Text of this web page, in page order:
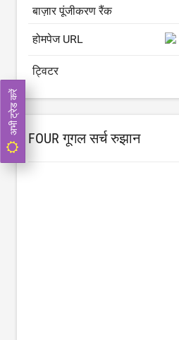
बाज़ार पूंजीकरण रैंक
होमपेज URL
ट्विटर
FOUR गूगल सर्च रुझान
अभी ट्रेड करें